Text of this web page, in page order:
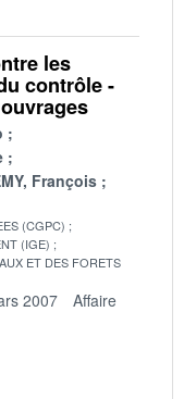
les
contrôle -
François
(CGPC)
(IGE)
ET DES FORETS
2007
Affaire